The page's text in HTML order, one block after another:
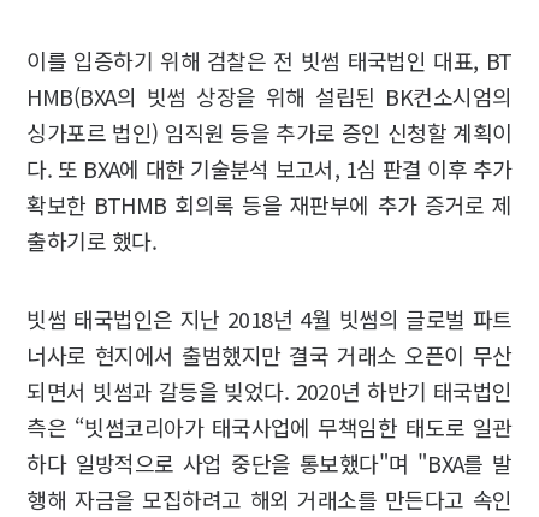
이를 입증하기 위해 검찰은 전 빗썸 태국법인 대표, BT
HMB(BXA의 빗썸 상장을 위해 설립된 BK컨소시엄의
싱가포르 법인) 임직원 등을 추가로 증인 신청할 계획이
다. 또 BXA에 대한 기술분석 보고서, 1심 판결 이후 추가
확보한 BTHMB 회의록 등을 재판부에 추가 증거로 제
출하기로 했다.
빗썸 태국법인은 지난 2018년 4월 빗썸의 글로벌 파트
너사로 현지에서 출범했지만 결국 거래소 오픈이 무산
되면서 빗썸과 갈등을 빚었다. 2020년 하반기 태국법인
측은 “빗썸코리아가 태국사업에 무책임한 태도로 일관
하다 일방적으로 사업 중단을 통보했다"며 "BXA를 발
행해 자금을 모집하려고 해외 거래소를 만든다고 속인